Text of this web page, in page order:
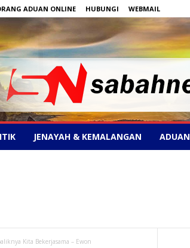
ADUAN ONLINE HUBUNGI WEBMAIL
JENAYAH & KEMALANGAN
Kita Bekerjasama – Ewon